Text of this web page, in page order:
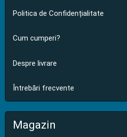
Politica de Confidențialitate
Cum cumperi?
Despre livrare
Întrebări frecvente
Magazin